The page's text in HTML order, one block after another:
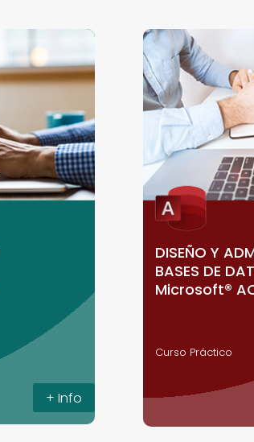
+ Info
DISEÑO Y
BASES DE
Microsoft®
Curso Práctico